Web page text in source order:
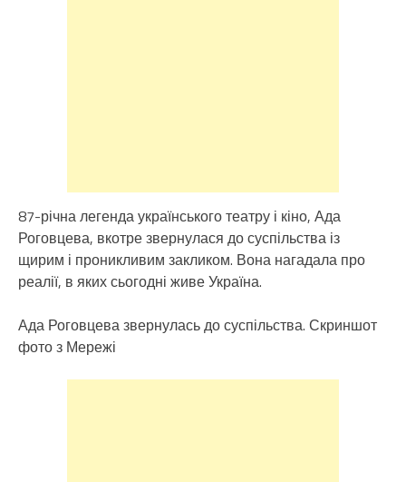
87-річна легенда українського театру і кіно, Ада
Роговцева, вкотре звернулася до суспільства із
щирим і проникливим закликом. Вона нагадала про
реалії, в яких сьогодні живе Україна.
Ада Роговцева звернулась до суспільства. Скриншот
фото з Мережі